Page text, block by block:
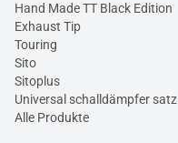
Hand Made TT Black Edition
Exhaust Tip
Touring
Sito
Sitoplus
Universal schalldämpfer satz
Alle Produkte